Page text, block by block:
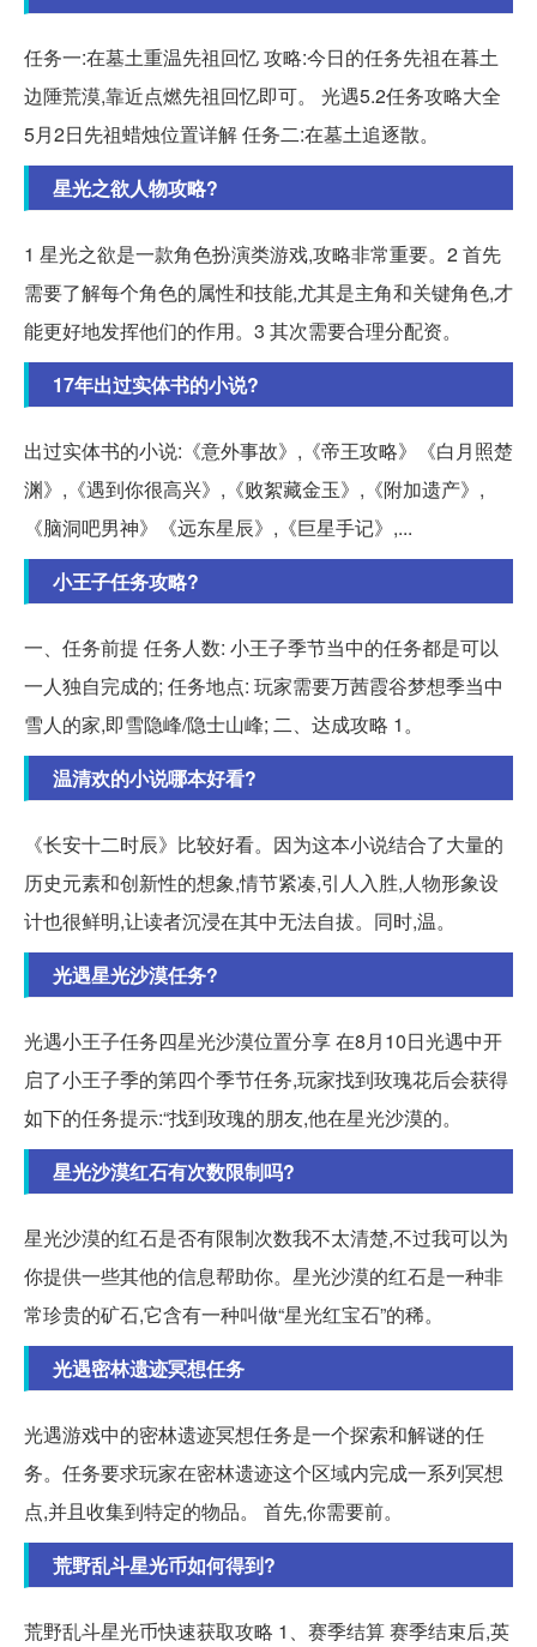
任务一:在墓土重温先祖回忆 攻略:今日的任务先祖在暮土
边陲荒漠,靠近点燃先祖回忆即可。 光遇5.2任务攻略大全
5月2日先祖蜡烛位置详解 任务二:在墓土追逐散。
星光之欲人物攻略?
1 星光之欲是一款角色扮演类游戏,攻略非常重要。2 首先
需要了解每个角色的属性和技能,尤其是主角和关键角色,才
能更好地发挥他们的作用。3 其次需要合理分配资。
17年出过实体书的小说?
出过实体书的小说:《意外事故》,《帝王攻略》《白月照楚
渊》,《遇到你很高兴》,《败絮藏金玉》,《附加遗产》,
《脑洞吧男神》《远东星辰》,《巨星手记》,...
小王子任务攻略?
一、任务前提 任务人数: 小王子季节当中的任务都是可以
一人独自完成的; 任务地点: 玩家需要万茜霞谷梦想季当中
雪人的家,即雪隐峰/隐士山峰; 二、达成攻略 1。
温清欢的小说哪本好看?
《长安十二时辰》比较好看。因为这本小说结合了大量的
历史元素和创新性的想象,情节紧凑,引人入胜,人物形象设
计也很鲜明,让读者沉浸在其中无法自拔。同时,温。
光遇星光沙漠任务?
光遇小王子任务四星光沙漠位置分享 在8月10日光遇中开
启了小王子季的第四个季节任务,玩家找到玫瑰花后会获得
如下的任务提示:“找到玫瑰的朋友,他在星光沙漠的。
星光沙漠红石有次数限制吗?
星光沙漠的红石是否有限制次数我不太清楚,不过我可以为
你提供一些其他的信息帮助你。星光沙漠的红石是一种非
常珍贵的矿石,它含有一种叫做“星光红宝石”的稀。
光遇密林遗迹冥想任务
光遇游戏中的密林遗迹冥想任务是一个探索和解谜的任
务。任务要求玩家在密林遗迹这个区域内完成一系列冥想
点,并且收集到特定的物品。 首先,你需要前。
荒野乱斗星光币如何得到?
荒野乱斗星光币快速获取攻略 1、赛季结算 赛季结束后,英